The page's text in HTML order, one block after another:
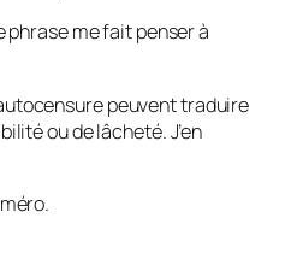
me fait penser à
peuvent traduire
ou de lâcheté. J’en